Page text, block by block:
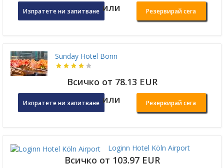
Изпратете ни запитване или Резервирай сега
Sunday Hotel Bonn
Всичко от 78.13 EUR
Изпратете ни запитване или Резервирай сега
Loginn Hotel Köln Airport
Всичко от 103.97 EUR